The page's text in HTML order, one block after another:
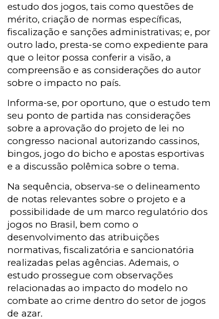
estudo dos jogos, tais como questões de
mérito, criação de normas específicas,
fiscalização e sanções administrativas; e, por
outro lado, presta-se como expediente para
que o leitor possa conferir a visão, a
compreensão e as considerações do autor
sobre o impacto no país.
Informa-se, por oportuno, que o estudo tem
seu ponto de partida nas considerações
sobre a aprovação do projeto de lei no
congresso nacional autorizando cassinos,
bingos, jogo do bicho e apostas esportivas
e a discussão polêmica sobre o tema.
Na sequência, observa-se o delineamento
de notas relevantes sobre o projeto e a
possibilidade de um marco regulatório dos
jogos no Brasil, bem como o
desenvolvimento das atribuições
normativas, fiscalizatória e sancionatória
realizadas pelas agências. Ademais, o
estudo prossegue com observações
relacionadas ao impacto do modelo no
combate ao crime dentro do setor de jogos
de azar.